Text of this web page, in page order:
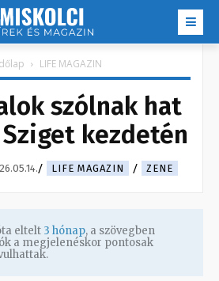
LIFE MAGAZIN
szólnak hat
kezdetén
LIFE MAGAZIN ZENE
eltelt 3 hónap, a szövegben
a megjelenéskor pontosak